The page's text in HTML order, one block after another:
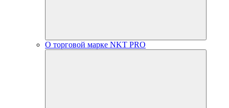
О торговой марке NKT PRO